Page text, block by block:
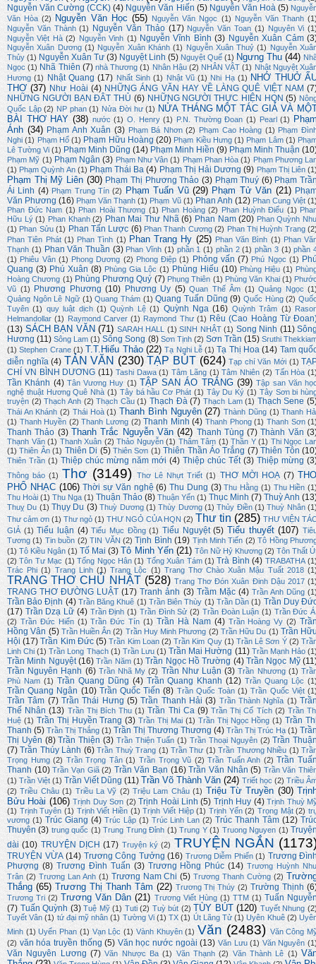
Nguyễn Văn Cường (CCK) (4) Nguyễn Văn Hiến (5) Nguyễn Văn Hoà (5)
Văn Hòa (2) Nguyễn Văn Học (55) Nguyễn Văn Ngọc (1) Nguyễn Văn Thanh
Nguyễn Văn Thành (1) Nguyễn Văn Thảo (17) Nguyễn Văn Toan (1) Nguyên Vi
Nguyễn Việt Hà (2) Nguyễn Vinh (1) Nguyễn Vĩnh Bình (3) Nguyễn Xuân Cảm
Nguyễn Xuân Dương (1) Nguyễn Xuân Khánh (1) Nguyễn Xuân Thuỷ (1) Nguyễn
Thủy (1) Nguyễn Xuân Tư (3) Nguyệt Linh (5) Nguyệt Quế (1) Ngưng Thu (44)
Ngọc (1) Nhã Thiên (7) nhà Thương (1) Nhân Hậu (2) NHÂN VẬT (1) Nhật Nguyệt
Hương (1) Nhật Quang (17) Nhất Sinh (1) Nhật Vũ (1) Nhi Hạ (1) NHỚ THUỞ
THƠ (37) Như Hoài (4) NHỮNG ÁNG VĂN HAY VỀ LÀNG QUÊ VIỆT NAM
NHỮNG NGƯỜI BẠN ĐÂT THỦ (6) NHỮNG NGƯỜI THỰC HIỆN HQN (5)
Quốc Lập (2) NP phan (1) Nửa Đời hư (1) NỬA THÁNG MỘT TÁC GIẢ VÀ
BÀI THƠ HAY (38) nước (1) O. Henry (1) P.N. Thường Đoan (1) Pearl (1)
Ánh (34) Phạm Anh Xuân (3) Phạm Bá Nhơn (2) Phạm Cao Hoàng (1) Phạm
Nghi (1) Phạm Hổ (1) Phạm Hữu Hoàng (20) Phạm Kiều Hưng (1) Phạm Lâm (1)
Lê Tường Vi (1) Phạm Minh Dũng (14) Phạm Minh Hiền (9) Phạm Minh Thuận
Phạm Mỹ (1) Phạm Ngân (3) Phạm Như Vân (1) Phạm Phan Hòa (1) Phạm Phương
(1) Phạm Quỳnh An (1) Phạm Thái Ba (4) Phạm Thị Hải Dương (9) Phạm Thị Liên
Phạm Thị Mỹ Liên (30) Phạm Thị Phương Thảo (3) Phạm Thuý (6) Phạm
Ái Linh (4) Phạm Trung Tín (2) Phạm Tuấn Vũ (29) Phạm Tử Văn (21)
Văn Phương (16) Phạm Văn Thạnh (1) Phạm Vũ (1) Phan Anh (12) Phan Cung Việt
Phan Đức Nam (1) Phan Hoài Thương (1) Phan Hoàng (2) Phan Huỳnh Điểu (1)
Hữu Lý (1) Phan Khanh (2) Phan Mai Thư Nhã (6) Phan Nam (20) Phan Quỳnh
(1) Phan Sửu (1) Phan Tấn Lược (6) Phan Thanh Cương (2) Phan Thị Huỳnh Trang
Phan Tiên Phát (1) Phan Tình (1) Phan Trang Hy (25) Phan Văn Bình (1) Phan
Thạnh (1) Phan Văn Thuần (3) Phan Vĩnh (1) phần 1 (1) phần 2 (1) phần 3 (1) phần
(1) Phiêu Vân (1) Phong Dương (2) Phong Điệp (1) Phỏng vấn (7) Phú Ngọc (1)
Quang (3) Phú Xuân (8) Phùng Gia Lộc (1) Phùng Hiếu (10) Phùng Hiệu (1)
Hoàng Chương (1) Phùng Phương Quý (7) Phụng Thiên (1) Phùng Văn Khai (1)
Vũ (1) Phương Phương (10) Phương Uy (5) Quan Thế Âm (1) Quảng Ngọc
Quảng Ngôn Lê Ngữ (1) Quang Thám (1) Quang Tuấn Dũng (9) Quốc Hùng (2)
Tuyên (1) quy luật dịch (1) Quỳnh Lệ (1) Quỳnh Nga (16) Quỳnh Trâm (1)
Helmandollar (1) Raymond Carver (1) Raymond Thư (1) Rêu (Cao Hoàng Từ
(13) SÁCH BẠN VĂN (71) SARAH HALL (1) SINH NHẬT (1) Song Ninh (11)
Hương (11) Sông Lam (1) Sông Song (8) Sơn Tịnh (2) Sơn Trần (15) Sruthi
(1) Stephen Crane (1) T.T.Hiếu Thảo (22) Tạ Nghi Lễ (1) Tạ Thị Hoa (14) Tam
diễn nghĩa (4) TẢN VĂN (230) TẠP BÚT (624) Tạp chí Văn Mới (1)
CHÍ VN BÌNH DƯƠNG (11) Tashi Dawa (1) Tâm Lãng (1) Tâm Nhiên (2) Tấn Hòa
Tần Khánh (4) Tân Vương Huy (1) TẬP SAN ÁO TRẮNG (39) Tập san Văn
nghệ thuật Hương Quê Nhà (1) Tây bá hầu Cơ Phát (1) Tây Du Ký (1) Tây Sơn bi
truyện (2) Thạch Anh (2) Thạch Cầu (1) Thạch Đà (7) Thạch Lam (1) Thạch Sene
Thái An Khánh (2) Thái Hoà (1) Thanh Bình Nguyên (27) Thành Dũng (1) Thanh
(1) Thanh Huyền (2) Thanh Lương (2) Thanh Minh (4) Thanh Phong (1) Thanh Sơn
Thanh Thảo (3) Thanh Trắc Nguyễn Văn (42) Thanh Tùng (7) Thành Văn
Thạnh Văn (1) Thanh Xuân (2) Thảo Nguyễn (1) Thâm Tâm (1) Thần Y (1) Thi Ngọc
(1) Thiên Ân (1) Thiên Di (5) Thiên Sơn (1) Thiên Thần Áo Trắng (7) Thiên Tôn
Thiên Trần (1) Thiệp chúc mừng năm mới (4) Thiệp chúc Tết (3) Thiệp mừng
Thông báo (1) Thơ (3149) Thơ Lê Nhựt Triết (1) THƠ MỜI HOẠ (7)
PHỔ NHẠC (106) Thời sự Văn nghệ (6) Thu Dung (3) Thu Hằng (1) Thu Hiền
Thu Hoài (1) Thu Nga (1) Thuận Thảo (8) Thuận Yến (1) Thục Minh (7) Thuỳ Anh
Thuỵ Du (1) Thụy Du (3) Thuỳ Dương (1) Thùy Dương (1) Thủy Điền (1) Thuỳ Nhân
Thư cảm ơn (1) Thư ngỏ (1) THƯ NGỎ CỦA HQN (2) Thư tin (285) THƯ VIỆN
GIẢ (1) Tiểu luận (4) Tiểu Mục Đồng (1) Tiểu Nguyệt (5) Tiểu thuyết (107)
Tương (1) Tin buồn (2) TIN VĂN (2) Tịnh Bình (19) Tịnh Minh Tiến (2) Tô Hồng
(1) Tô Kiều Ngân (1) Tố Mai (3) Tô Minh Yến (21) Tôn Nữ Hỷ Khương (2) Tôn Thất
(2) Tôn Tư Mạc (1) Tống Ngọc Hân (1) Tống Xuân Tám (1) Trà Bình (4) TRABATHA
Trác Phi (1) Trang Linh (1) Trang Lộc (1) Trang Thơ Chào Xuân Mậu Tuất 2018
TRANG THƠ CHỦ NHẬT (528) Trang Thơ Đón Xuân Đinh Dậu 2017
TRANG THƠ ĐƯỜNG LUẬT (17) Tranh ảnh (3) Trầm Mặc (4) Trần Anh Dũng
Trần Bảo Định (4) Trần Băng Khuê (1) Trần Biên Thùy (1) Trần Dần (1) Trần Duy
(17) Trần Dzạ Lữ (4) Trần Định (1) Trần Đình Sử (2) Trần Đoàn Luận (1) Trần Đức
(2) Trần Đức Hiển (1) Trần Đức Tín (1) Trần Hà Nam (4) Trần Hoàng Vy (2)
Hồng Vân (5) Trần Huiền Ân (2) Trần Huy Minh Phương (2) Trần Hữu Du (1) Trần
Hội (17) Trần Kim Đức (5) Trần Kim Loan (2) Trần Kim Quy (1) Trần Lê Sơn Ý (2)
Linh Chi (1) Trần Long Thạch (1) Trần Lưu (1) Trần Mai Hường (11) Trần Mạnh Hảo
Trần Minh Nguyệt (16) Trần Năm (1) Trần Ngọc Hồ Trường (4) Trần Ngọc Mỹ
Trần Nguyên Hạnh (6) Trần Nhã My (2) Trần Như Luận (3) Trần Nhương (1)
Phù Nam (1) Trần Quang Dũng (4) Trần Quang Khanh (12) Trần Quang Lộc
Trần Quang Ngân (10) Trần Quốc Tiến (8) Trần Quốc Toàn (1) Trần Quốc Việt
Trần Tâm (7) Trần Thái Hưng (5) Trần Thanh Hải (3) Trần Thành Nghĩa (1)
Thế Nhân (13) Trần Thị Bích Thu (1) Trần Thi Ca (9) Trần Thị Cổ Tích (2) Trần
Huệ (1) Trần Thị Huyền Trang (3) Trần Thị Mai (1) Trần Thị Ngọc Hồng (1) Trần
Thanh (5) Trần Thị Thắng (1) Trần Thị Thương Thương (4) Trần Thị Trúc Hạ (1)
Thị Uyên (8) Trần Thiện (3) Trần Thiện Tuấn (1) Trần Thoại Nguyên (2) Trần
(7) Trần Thúy Lành (6) Trần Thuỳ Trang (1) Trần Thư (1) Trần Thương Nhiều (1)
Trọng Hưng (2) Trần Trọng Tân (1) Trần Trọng Vũ (2) Trần Tuấn Anh (2) Trần
Thanh (10) Trần Vạn Giã (2) Trần Văn Bạn (16) Trần Văn Nhân (5) Trần Văn
(1) Trần Việt (1) Trần Viết Dũng (11) Trần Võ Thành Văn (24) Triết học (2) Triều
(2) Triều Châu (1) Triều La Vỹ (2) Triệu Lam Châu (1) Triệu Từ Truyền (30)
Bửu Hoài (106) Trịnh Duy Sơn (2) Trịnh Hoài Linh (5) Trịnh Huy (4) Trịnh Thuỳ
(1) Trịnh Tuyên (1) Trịnh Viết Hiền (1) Trịnh Viết Hiệp (1) Trịnh Yến (2) Trọng Mật (2)
vương (1) Trúc Giang (4) Trúc Lập (1) Trúc Linh Lan (2) Trúc Thanh Tâm (12)
Thuyên (3) trung quốc (1) Trung Trung Đỉnh (1) Trung Y (1) Truong Nguyen (1)
dài (10) TRUYỆN DỊCH (17) Truyện ký (2) TRUYỆN NGẮN
TRUYỆN VỪA (14) Trương Công Tưởng (16) Trương Diễm Phiến (1) Trương
Phượng (8) Trương Đình Tuấn (3) Trương Hồng Phúc (14) Trương Huỳnh
Trân (2) Trương Lan Anh (1) Trương Nam Chi (5) Trương Thanh Cường (2)
Thắng (65) Trương Thị Thanh Tâm (22) Trương Thị Thúy (2) Trường Thịnh
Trương Tri (2) Trương Văn Dân (21) Trương Viết Hùng (1) TTM (1) Tuấn
(7) Tuấn Quỳnh (3) Tuệ Mỹ (1) Tuti (2) Tuỳ bút (2) TÙY BÚT (120) Tuyết Nhung
Tuyết Vân (1) tứ đại mỹ nhân (1) Tường Vi (1) TX (1) Út Lãng Tử (1) Uyên Khuê (2)
Minh (1) Uyển Phan (1) Vạn Lộc (1) Vành Khuyên (1) Văn (2483) Văn Công
(2) văn hóa truyền thống (5) Văn học nước ngoài (13) Văn Lưu (1) Văn Nguyên
Văn Nguyên Lương (7) Văn Nhược Ba (1) Văn Thạnh (2) Văn Thành Lê (1)